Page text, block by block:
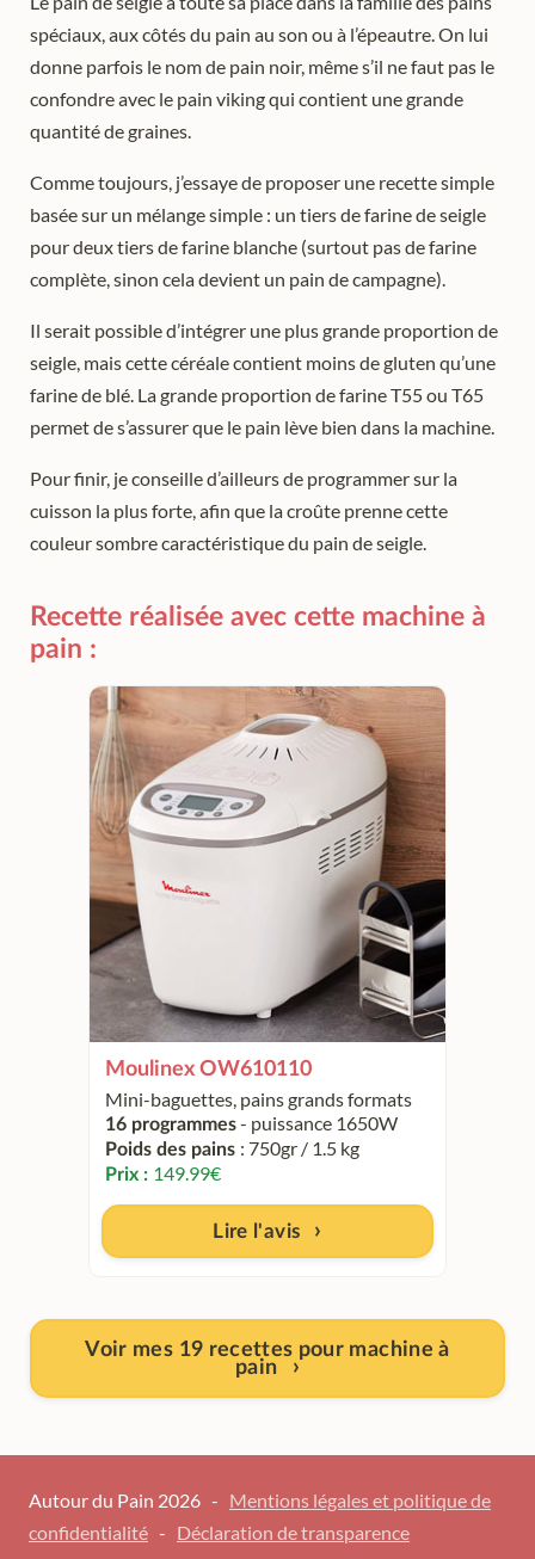
spéciaux, aux côtés du pain au son ou à l’épeautre. On lui
donne parfois le nom de pain noir, même s’il ne faut pas le
confondre avec le pain viking qui contient une grande
quantité de graines.
Comme toujours, j’essaye de proposer une recette simple
basée sur un mélange simple : un tiers de farine de seigle
pour deux tiers de farine blanche (surtout pas de farine
complète, sinon cela devient un pain de campagne).
Il serait possible d’intégrer une plus grande proportion de
seigle, mais cette céréale contient moins de gluten qu’une
farine de blé. La grande proportion de farine T55 ou T65
permet de s’assurer que le pain lève bien dans la machine.
Pour finir, je conseille d’ailleurs de programmer sur la
cuisson la plus forte, afin que la croûte prenne cette
couleur sombre caractéristique du pain de seigle.
Recette réalisée avec cette machine à
pain :
Moulinex OW610110
Mini-baguettes, pains grands formats
16 programmes- puissance 1650W
Poids des pains : 750gr / 1.5 kg
Prix : 149.99€
Lire l'avis
Voir mes 19 recettes pour machine à
pain
Autour du Pain 2026 - Mentions légales et politique de
confidentialité - Déclaration de transparence